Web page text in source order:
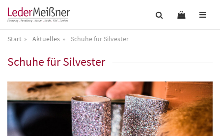
Start Aktuelles Schuhe für Silvester
Schuhe für Silvester